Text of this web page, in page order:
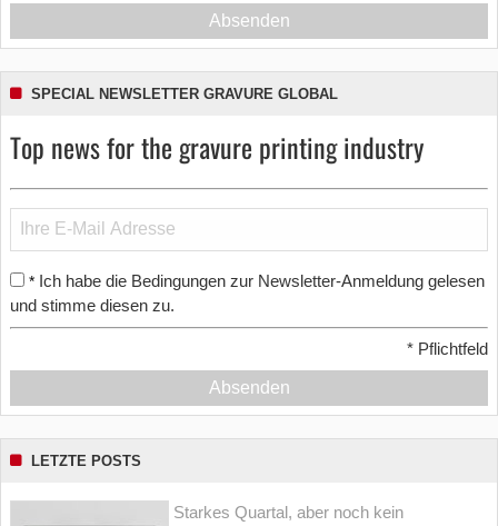
Absenden
SPECIAL NEWSLETTER GRAVURE GLOBAL
Top news for the gravure printing industry
* Ich habe die Bedingungen zur Newsletter-Anmeldung gelesen
und stimme diesen zu.
* Pflichtfeld
Absenden
LETZTE POSTS
Starkes Quartal, aber noch kein